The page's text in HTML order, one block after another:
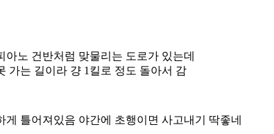
노 건반처럼 맞물리는 도로가 있는데
가는 길이라 걍 1킬로 정도 돌아서 감
틀어져있음 야간에 초행이면 사고내기 딱좋네